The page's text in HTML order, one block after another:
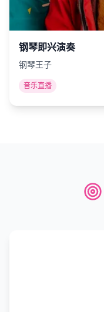
钢琴即兴演奏
钢琴王子
音乐直播